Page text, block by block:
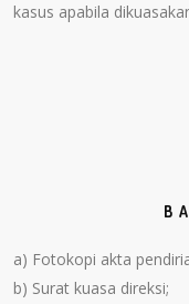
kasus apabila
a) Fotokopi akta
b) Surat kuasa direksi;